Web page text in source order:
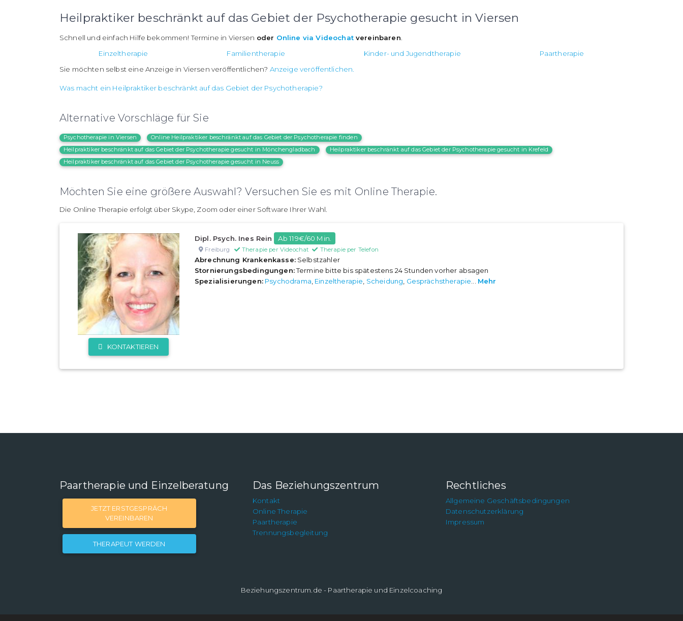
Heilpraktiker beschränkt auf das Gebiet der Psychotherapie gesucht in Viersen
Schnell und einfach Hilfe bekommen! Termine in Viersen oder Online via Videochatvereinbaren.
Einzeltherapie
Familientherapie Kinder- und Jugendtherapie
Paartherapie
Sie möchten selbst eine Anzeige in Viersen veröffentlichen? Anzeige veröffentlichen.
Was macht ein Heilpraktiker beschränkt auf das Gebiet der Psychotherapie?
Alternative Vorschläge für Sie
Psychotherapie in Viersen
Online Heilpraktiker beschränkt auf das Gebiet der Psychotherapie finden
Heilpraktiker beschränkt auf das Gebiet der Psychotherapie gesucht in Mönchengladbach
Heilpraktiker beschränkt auf das Gebiet der Psychotherapie gesucht in Krefeld
Heilpraktiker beschränkt auf das Gebiet der Psychotherapie gesucht in Neuss
Möchten Sie eine größere Auswahl? Versuchen Sie es mit Online Therapie.
Die Online Therapie erfolgt über Skype, Zoom oder einer Software Ihrer Wahl.
KONTAKTIEREN
Dipl. Psych. Ines Rein Ab 119€/60 Min.
Freiburg Therapie per Videochat Therapie per Telefon
Abrechnung Krankenkasse:Selbstzahler
Stornierungsbedingungen:Termine bitte bis spätestens 24 Stunden vorher absagen
Spezialisierungen: Psychodrama, Einzeltherapie, Scheidung, Gesprächstherapie... Mehr
Paartherapie und Einzelberatung
JETZT ERSTGESPRÄCH
VEREINBAREN
THERAPEUT WERDEN
Das Beziehungszentrum
Kontakt
Online Therapie
Paartherapie
Trennungsbegleitung
Rechtliches
Allgemeine Geschäftsbedingungen
Datenschutzerklärung
Impressum
Beziehungszentrum.de - Paartherapie und Einzelcoaching